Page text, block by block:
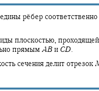
рёбер соответственно
плоскостью,
прямым AB и CD.
сечения делит отрезок